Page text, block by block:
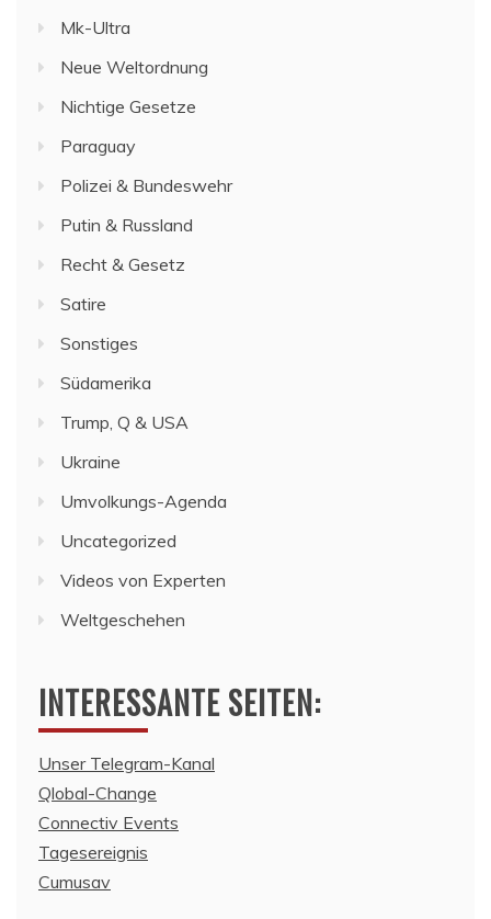
Mk-Ultra
Neue Weltordnung
Nichtige Gesetze
Paraguay
Polizei & Bundeswehr
Putin & Russland
Recht & Gesetz
Satire
Sonstiges
Südamerika
Trump, Q & USA
Ukraine
Umvolkungs-Agenda
Uncategorized
Videos von Experten
Weltgeschehen
INTERESSANTE SEITEN:
Unser Telegram-Kanal
Qlobal-Change
Connectiv Events
Tagesereignis
Cumusav